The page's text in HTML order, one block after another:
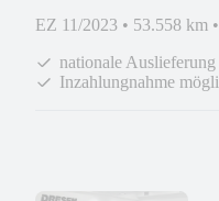
EZ 11/2023 • 53.558 km •
nationale Auslieferung
Inzahlungnahme